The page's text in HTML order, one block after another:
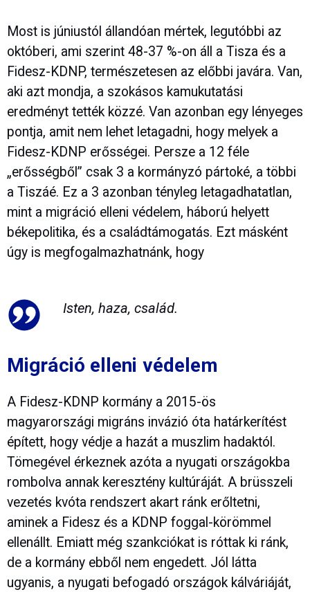
Most is júniustól állandóan mértek, legutóbbi az
októberi, ami szerint 48-37 %-on áll a Tisza és a
Fidesz-KDNP, természetesen az előbbi javára. Van,
aki azt mondja, a szokásos kamukutatási
eredményt tették közzé. Van azonban egy lényeges
pontja, amit nem lehet letagadni, hogy melyek a
Fidesz-KDNP erősségei. Persze a 12 féle
„erősségből” csak 3 a kormányzó pártoké, a többi
a Tiszáé. Ez a 3 azonban tényleg letagadhatatlan,
mint a migráció elleni védelem, háború helyett
békepolitika, és a családtámogatás. Ezt másként
úgy is megfogalmazhatnánk, hogy
Isten, haza, család.
Migráció elleni védelem
A Fidesz-KDNP kormány a 2015-ös
magyarországi migráns invázió óta határkerítést
épített, hogy védje a hazát a muszlim hadaktól.
Tömegével érkeznek azóta a nyugati országokba
rombolva annak keresztény kultúráját. A brüsszeli
vezetés kvóta rendszert akart ránk erőltetni,
aminek a Fidesz és a KDNP foggal-körömmel
ellenállt. Emiatt még szankciókat is róttak ki ránk,
de a kormány ebből nem engedett. Jól látta
ugyanis, a nyugati befogadó országok kálváriáját,